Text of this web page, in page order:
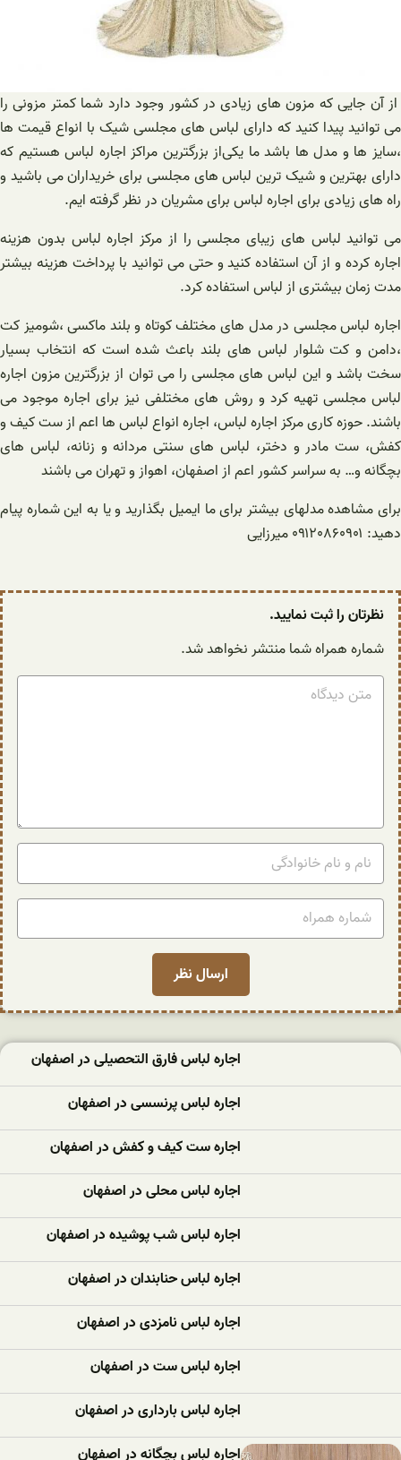
از آن جایی که مزون های زیادی در کشور وجود دارد شما کمتر مزونی را
می توانید پیدا کنید که دارای لباس های مجلسی شیک با انواع قیمت ها
،سایز ها و مدل ها ‌باشد ما یکی‌از بزرگترین مراکز اجاره لباس هستیم که
دارای بهترین و شیک ترین لباس های مجلسی برای خریداران می باشید و
راه های زیادی برای اجاره لباس برای مشریان در نظر گرفته ایم.
می توانید لباس های زیبای مجلسی را از مرکز اجاره لباس بدون هزینه
اجاره کرده و از آن استفاده کنید و حتی می توانید با پرداخت هزینه بیشتر
مدت زمان بیشتری از لباس استفاده کرد.
اجاره لباس مجلسی در مدل های مختلف کوتاه و بلند ماکسی ،شومیز کت
،دامن و کت شلوار لباس های بلند باعث شده است که انتخاب بسیار
سخت باشد و این لباس های مجلسی را می توان از بزرگترین مزون اجاره
لباس مجلسی تهیه کرد و روش های مختلفی نیز برای اجاره موجود می
باشند. حوزه کاری مرکز اجاره لباس، اجاره انواع لباس ها اعم از ست کیف و
کفش، ست مادر و دختر، لباس های سنتی مردانه و زنانه، لباس های
بچگانه و… به سراسر کشور اعم از اصفهان، اهواز و تهران می باشند
برای مشاهده مدلهای بیشتر برای ما ایمیل بگذارید و یا به این شماره پیام
دهید: ۰۹۱۲۰۸۶۰۹۰۱ میرزایی
نظرتان را ثبت نمایید.
شماره همراه شما منتشر نخواهد شد.
اجاره لباس فارق التحصیلی در اصفهان
اجاره لباس پرنسسی در اصفهان
اجاره ست کیف و کفش در اصفهان
اجاره لباس محلی در اصفهان
اجاره لباس شب پوشیده در اصفهان
اجاره لباس حنابندان در اصفهان
اجاره لباس نامزدی در اصفهان
اجاره لباس ست در اصفهان
اجاره لباس بارداری در اصفهان
اجاره لباس بچگانه در اصفهان